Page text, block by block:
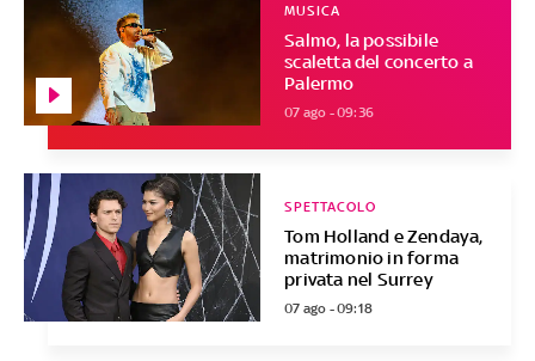
Salmo, la possibile
scaletta del concerto a
Palermo
MUSICA
07 ago - 09:36
Tom Holland e Zendaya,
matrimonio in forma
privata nel Surrey
SPETTACOLO
07 ago - 09:18